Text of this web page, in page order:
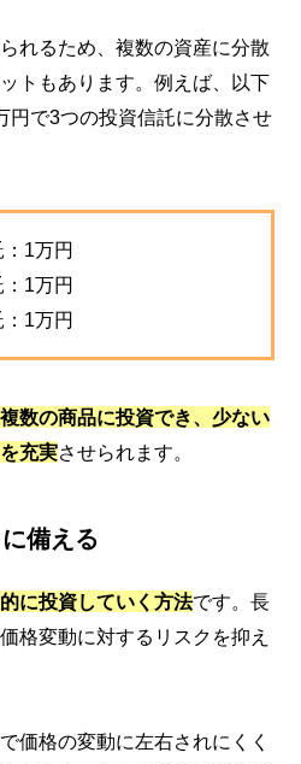
れるため、複数の資産に分散
トもあります。例えば、以下
円で3つの投資信託に分散させ
1万円
1万円
1万円
数の商品に投資でき、少ない
充実させられます。
備える
に投資していく方法です。長
格変動に対するリスクを抑え
価格の変動に左右されにくく